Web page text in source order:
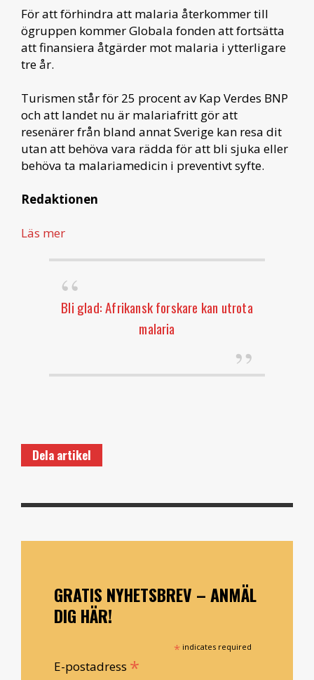
För att förhindra att malaria återkommer till
ögruppen kommer Globala fonden att fortsätta
att finansiera åtgärder mot malaria i ytterligare
tre år.
Turismen står för 25 procent av Kap Verdes BNP
och att landet nu är malariafritt gör att
resenärer från bland annat Sverige kan resa dit
utan att behöva vara rädda för att bli sjuka eller
behöva ta malariamedicin i preventivt syfte.
Redaktionen
Läs mer
Bli glad: Afrikansk forskare kan utrota
malaria
Dela artikel
GRATIS NYHETSBREV – ANMÄL
DIG HÄR!
* indicates required
E-postadress *